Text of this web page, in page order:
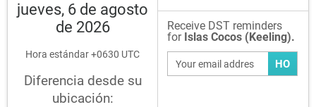
jueves, 6 de agosto
de 2026
Hora estándar +0630 UTC
Diferencia desde su
ubicación:
Receive DST reminders
for Islas Cocos (Keeling).
HO